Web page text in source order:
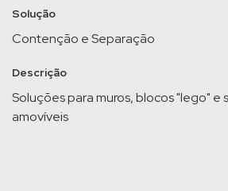
Solução
Contenção e Separação
Descrição
Soluções para muros, blocos "lego" e
amovíveis